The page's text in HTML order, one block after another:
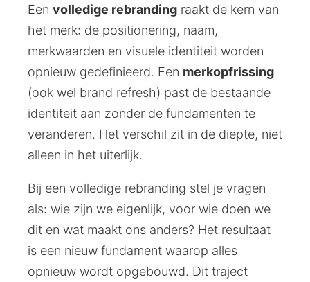
Een volledige rebranding raakt de kern van
het merk: de positionering, naam,
merkwaarden en visuele identiteit worden
opnieuw gedefinieerd. Een merkopfrissing
(ook wel brand refresh) past de bestaande
identiteit aan zonder de fundamenten te
veranderen. Het verschil zit in de diepte, niet
alleen in het uiterlijk.
Bij een volledige rebranding stel je vragen
als: wie zijn we eigenlijk, voor wie doen we
dit en wat maakt ons anders? Het resultaat
is een nieuw fundament waarop alles
opnieuw wordt opgebouwd. Dit traject